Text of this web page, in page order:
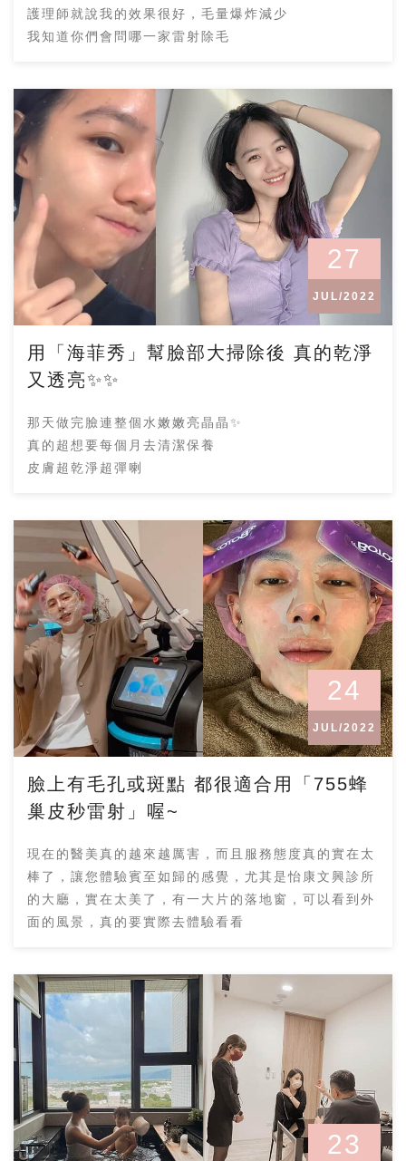
護理師就說我的效果很好，毛量爆炸減少
我知道你們會問哪一家雷射除毛
27
JUL/2022
用「海菲秀」幫臉部大掃除後 真的乾淨
又透亮✨✨
那天做完臉連整個水嫩嫩亮晶晶✨
真的超想要每個月去清潔保養
皮膚超乾淨超彈喇
24
JUL/2022
臉上有毛孔或斑點 都很適合用「755蜂
巢皮秒雷射」喔~
現在的醫美真的越來越厲害，而且服務態度真的實在太
棒了，讓您體驗賓至如歸的感覺，尤其是怡康文興診所
的大廳，實在太美了，有一大片的落地窗，可以看到外
面的風景，真的要實際去體驗看看
23